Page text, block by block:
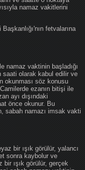
namaz vakitlerini
fetvalarına
namaz vaktinin başladığı
saati olarak kabul edilir ve
okunması söz konusu
ezanın bitişi ile
ayı dışındaki
önce okunur. Bu
sabah namazı imsak vakti
bir ışık görülür, yalancı
sonra kaybolur ve
bir ışık görülür, gerçek